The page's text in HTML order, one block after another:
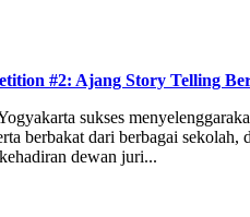
#2: Ajang Story Telling
sukses
berbakat dari berbagai
dewan juri...